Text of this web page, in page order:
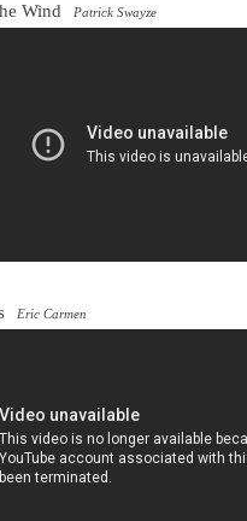
Wind Patrick Swayze
Eric Carmen